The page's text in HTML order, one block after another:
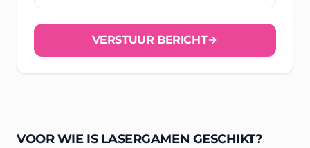
VERSTUUR BERICHT
VOOR WIE IS LASERGAMEN GESCHIKT?